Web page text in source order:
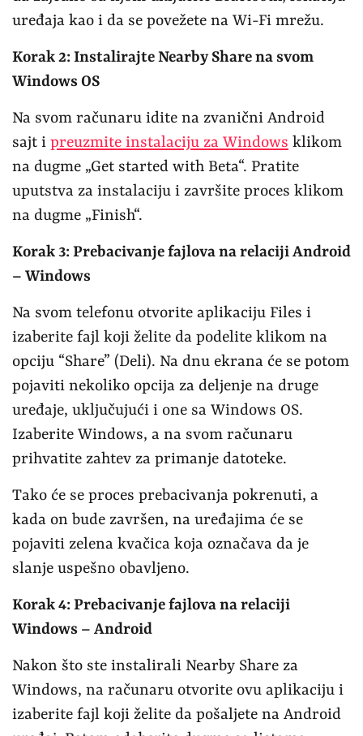
uređaja kao i da se povežete na Wi-Fi mrežu.
Korak 2: Instalirajte Nearby Share na svom
Windows OS
Na svom računaru idite na zvanični Android
sajt i preuzmite instalaciju za Windows klikom
na dugme „Get started with Beta“. Pratite
uputstva za instalaciju i završite proces klikom
na dugme „Finish“.
Korak 3: Prebacivanje fajlova na relaciji Android
– Windows
Na svom telefonu otvorite aplikaciju Files i
izaberite fajl koji želite da podelite klikom na
opciju “Share” (Deli). Na dnu ekrana će se potom
pojaviti nekoliko opcija za deljenje na druge
uređaje, uključujući i one sa Windows OS.
Izaberite Windows, a na svom računaru
prihvatite zahtev za primanje datoteke.
Tako će se proces prebacivanja pokrenuti, a
kada on bude završen, na uređajima će se
pojaviti zelena kvačica koja označava da je
slanje uspešno obavljeno.
Korak 4: Prebacivanje fajlova na relaciji
Windows – Android
Nakon što ste instalirali Nearby Share za
Windows, na računaru otvorite ovu aplikaciju i
izaberite fajl koji želite da pošaljete na Android